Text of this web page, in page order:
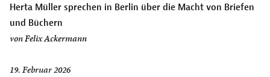
Herta Müller sprechen in Berlin über die Macht von Briefen
und Büchern
vonFelix Ackermann
19. Februar 2026